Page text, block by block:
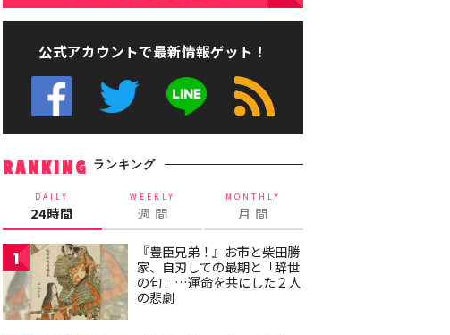
公式アカウントで最新情報ゲット！
RANKING ランキング
DAILY
24時間
WEEKLY
週 間
MONTHLY
月 間
1
『豊臣兄弟！』お市と柴田勝
家、自刃しての最期と「辞世
の句」…運命を共にした２人
の悲劇